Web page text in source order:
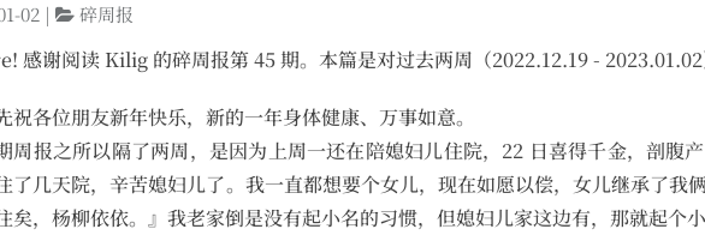
02| 碎周报
感谢阅读 Kilig 的碎周报第 45 期。本篇是对过去两周（2022.12.19 - 2023.01.02
祝各位朋友新年快乐，新的一年身体健康、万事如意。
周报之所以隔了两周，是因为上周一还在陪媳妇儿住院，22 日喜得千金，剖腹
了几天院，辛苦媳妇儿了。我一直都想要个女儿，现在如愿以偿，女儿继承了
矣，杨柳依依。』我老家倒是没有起小名的习惯，但媳妇儿家这边有，那就起个小